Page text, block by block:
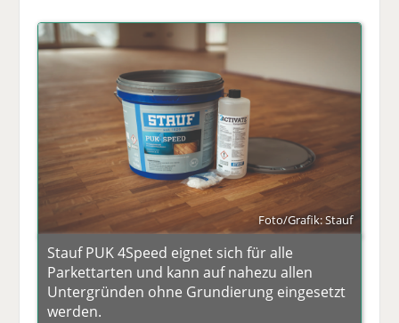
Foto/Grafik: Stauf
Stauf PUK 4Speed eignet sich für alle
Parkettarten und kann auf nahezu allen
Untergründen ohne Grundierung eingesetzt
werden.